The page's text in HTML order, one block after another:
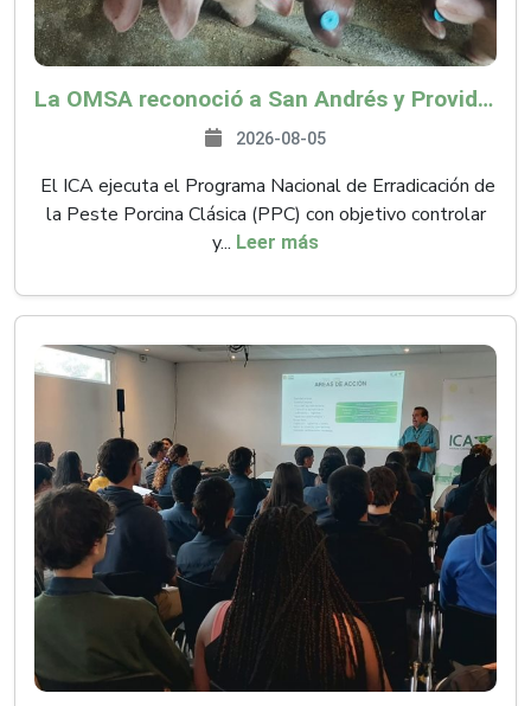
La OMSA reconoció a San Andrés y Providencia como zona libre de Peste Porcina Clásica (PPC)
2026-08-05
El ICA ejecuta el Programa Nacional de Erradicación de
la Peste Porcina Clásica (PPC) con objetivo controlar
y... Leer más